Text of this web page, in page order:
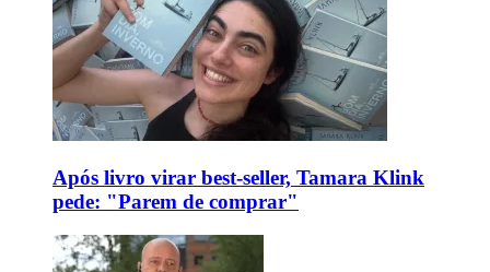
Após livro virar best-seller, Tamara Klink
pede: "Parem de comprar"